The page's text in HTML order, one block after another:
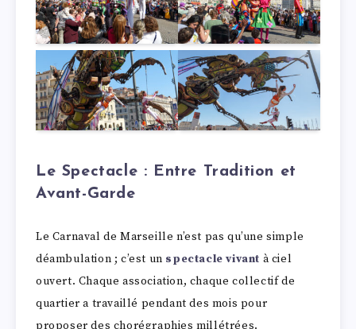
Le Spectacle : Entre Tradition et
Avant-Garde
Le Carnaval de Marseille n’est pas qu’une simple
déambulation ; c’est un spectacle vivant à ciel
ouvert. Chaque association, chaque collectif de
quartier a travaillé pendant des mois pour
proposer des chorégraphies millétrées.